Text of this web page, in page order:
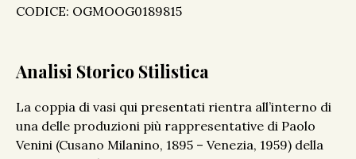
CODICE: OGMOOG0189815
Analisi Storico Stilistica
La coppia di vasi qui presentati rientra all’interno di
una delle produzioni più rappresentative di Paolo
Venini (Cusano Milanino, 1895 – Venezia, 1959) della